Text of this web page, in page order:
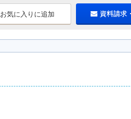
お気に入りに追加 資料請求